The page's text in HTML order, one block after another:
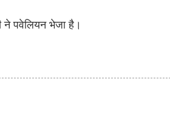
ने पवेलियन भेजा है।